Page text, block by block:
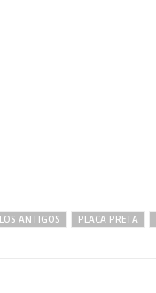
ANTIGOS PLACA PRETA